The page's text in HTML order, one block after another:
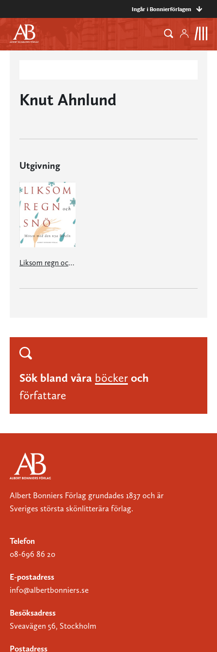
Ingår i Bonnierförlagen
Knut Ahnlund
Utgivning
Liksom regn och snö - möten med den nya Bibeln
Sök bland våra böcker och
författare
Albert Bonniers Förlag grundades 1837 och är
Sveriges största skönlitterära förlag.
Telefon
08-696 86 20
E-postadress
info@albertbonniers.se
Besöksadress
Sveavägen 56, Stockholm
Postadress